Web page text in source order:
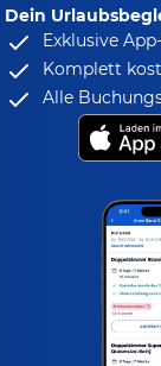
Dein
Exklusive
Komplett
Alle